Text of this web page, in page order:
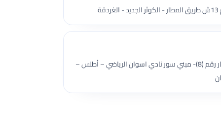
شقة رقم (8) بالدور الثاني– بالعقار رقم (8)- مبني سور نادي اسوان الرياضي – أطلس –